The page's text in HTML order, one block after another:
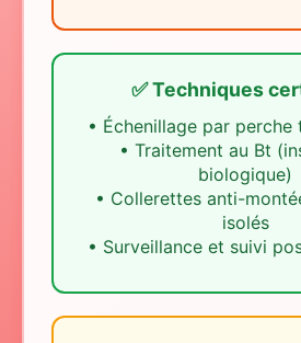
✅ Techniques
• Échenillage par perche
• Traitement au Bt
biologique)
• Collerettes anti-
isolés
• Surveillance et suivi